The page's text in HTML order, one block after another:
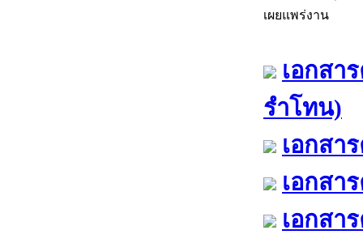
เผยแพร่งาน
เอกสา
รำโทน)
เอกสา
เอกสา
เอกสา